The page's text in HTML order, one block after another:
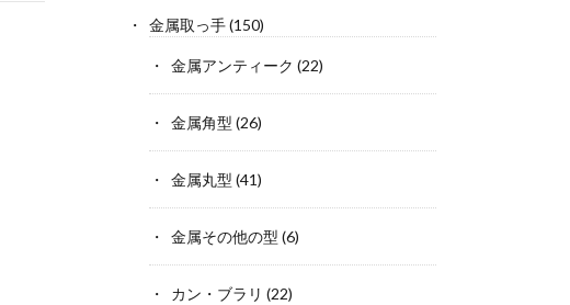
金属取っ手(150)
金属アンティーク (22)
金属角型 (26)
金属丸型 (41)
金属その他の型 (6)
カン・ブラリ (22)